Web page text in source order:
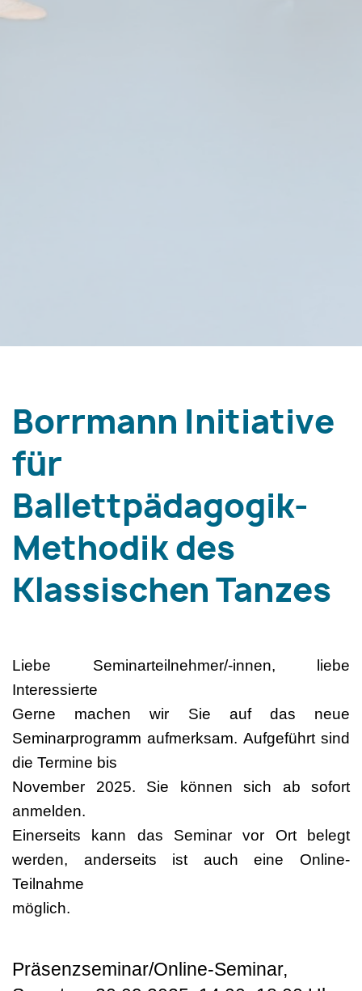
Borrmann Initiative
für
Ballettpädagogik-
Methodik des
Klassischen Tanzes
Liebe Seminarteilnehmer/-innen, liebe
Interessierte
Gerne machen wir Sie auf das neue
Seminarprogramm aufmerksam. Aufgeführt sind
die Termine bis
November 2025. Sie können sich ab sofort
anmelden.
Einerseits kann das Seminar vor Ort belegt
werden, anderseits ist auch eine Online-
Teilnahme
möglich.
Präsenzseminar/Online-Seminar,